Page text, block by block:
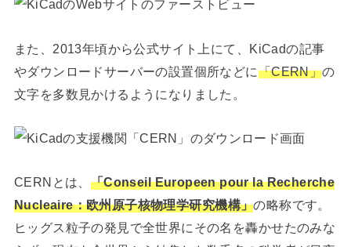
また、2013年頃から公式サイト上にて、KiCadの記事
やダウンロードサーバーの設置個所などに「CERN」の
文字を多数見かけるようになりました。
CERNとは、 「Conseil Europeen pour la Recherche
Nucleaire：欧州原子核物理学研究機構」の略称です。
ヒッグス粒子の発見で全世界にその名を轟かせたのみな